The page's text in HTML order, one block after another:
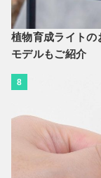
植物育成ライトの
モデルもご紹介
8